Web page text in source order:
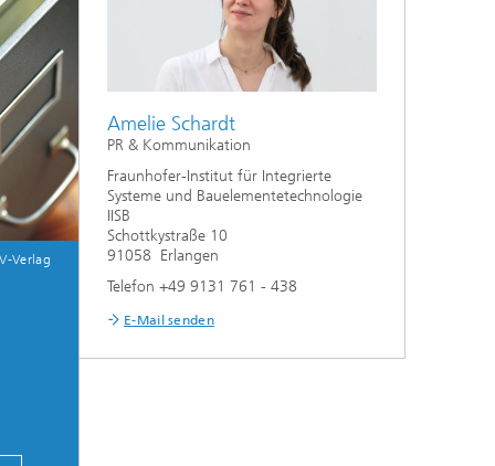
Verlag
Amelie Schardt
PR & Kommunikation
Fraunhofer-Institut für Integrierte
Systeme und Bauelementetechnologie
IISB
Schottkystraße 10
91058 Erlangen
Telefon +49 9131 761 - 438
E-Mail senden